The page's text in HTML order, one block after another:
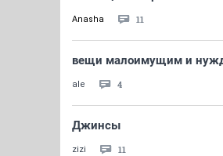
Anasha 11
вещи малоимущим и
ale 4
Джинсы
zizi 11